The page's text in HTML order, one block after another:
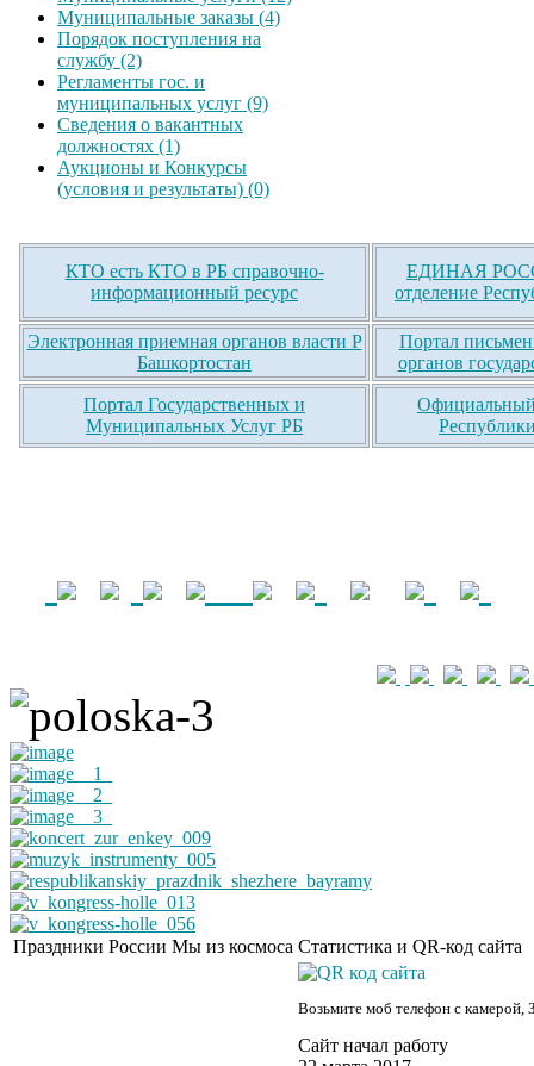
Муниципальные заказы (4)
Порядок поступления на
службу (2)
Регламенты гос. и
муниципальных услуг (9)
Сведения о вакантных
должностях (1)
Аукционы и Конкурсы
(условия и результаты) (0)
КТО есть КТО в РБ справочно-
информационный ресурс
ЕДИНАЯ
отделение
Электронная приемная органов власти Р
Башкортостан
Портал
органов
Портал Государственных и
Муниципальных Услуг РБ
Официальный
Праздники России Мы из космоса Статистика и QR-код сайта
Возьмите моб телефон с камерой,
Сайт начал работу